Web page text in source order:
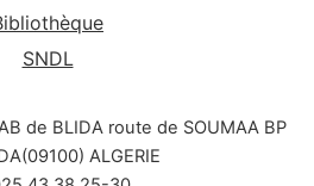
SNDL
de BLIDA route de SOUMAA BP
ALGERIE